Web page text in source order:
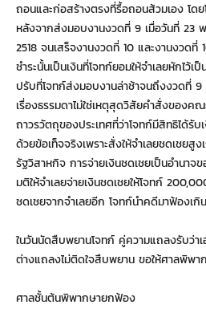
ถอนและก่อสร้างตรงที่รื้อถอนส้วมเอง โด
หลังจากส่งมอบงานงวดที่ 9 เมื่อวันที่ 23 พ
2518 จนเสร็จงานงวดที่ 10 และงานงวดที่
ชำระนั้นเป็นเงินที่โจทก์ยอมให้จำเลยหักไ
ปรับที่โจทก์ส่งมอบงานล่าช้าจนถึงงวดที่
เรื่องธรรมดาไม่ใช่เหตุสุดวิสัยคำสั่งของ
ถาวรวัตถุของประเทศที่ว่าโจทก์มีสิทธิได้
ด้วยข้อเท็จจริงเพราะสั่งให้จำเลยชดเชยสู
รัฐวิสาหกิจ การจ่ายเงินชดเชยเป็นอำนา
มติให้จำเลยจ่ายเงินชดเชยให้โจทก์
ชดเชยจากจำเลยอีก โจทก์นำคดีมาฟ้องเ
ในวันนัดสืบพยานโจทก์ คู่ความแถลงรับว่า
ต่างแถลงไม่ติดใจสืบพยาน ขอให้ศาลพิพา
ศาลชั้นต้นพิพากษายกฟ้อง